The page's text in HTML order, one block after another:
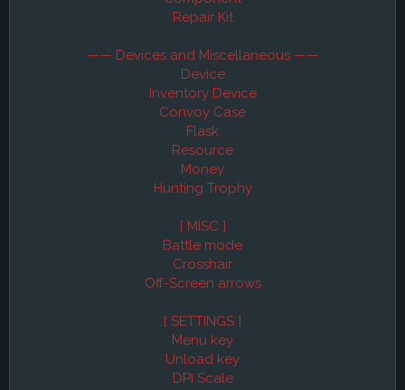
Repair Kit
—— Devices and Miscellaneous ——
Device
Inventory Device
Convoy Case
Flask
Resource
Money
Hunting Trophy
[ MISC ]
Battle mode
Crosshair
Off-Screen arrows
[ SETTINGS ]
Menu key
Unload key
DPI Scale